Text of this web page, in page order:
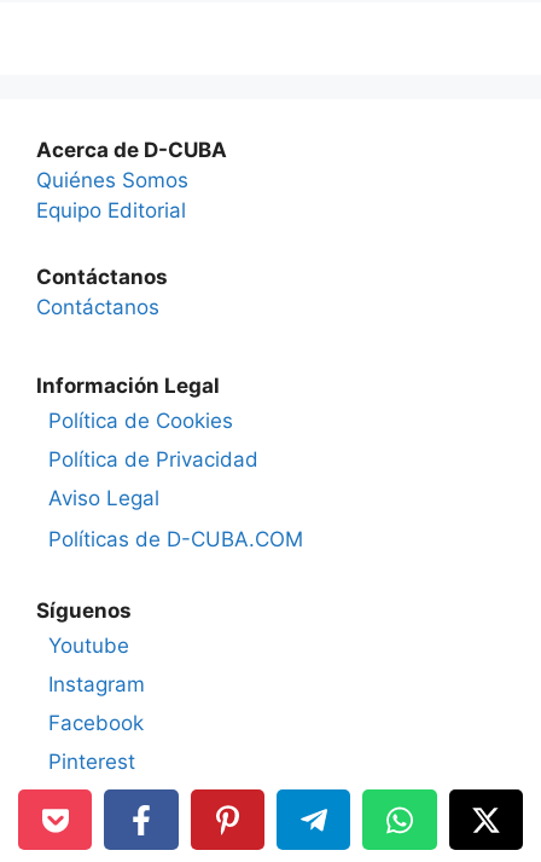
Acerca de D-CUBA
Quiénes Somos
Equipo Editorial
Contáctanos
Contáctanos
Información Legal
Política de Cookies
Política de Privacidad
Aviso Legal
Políticas de D-CUBA.COM
Síguenos
Youtube
Instagram
Facebook
Pinterest
Grupo FB